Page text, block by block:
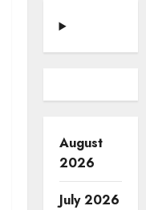
August
2026
July 2026